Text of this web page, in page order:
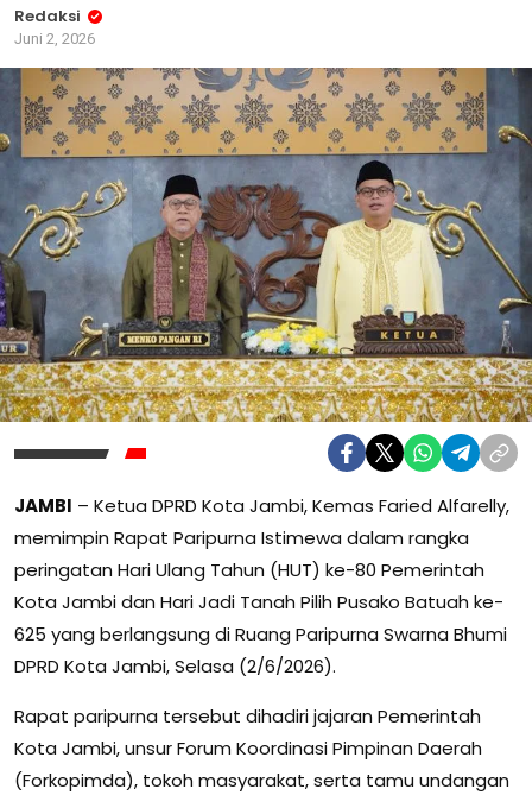
Redaksi
Juni 2, 2026
JAMBI – Ketua DPRD Kota Jambi, Kemas Faried Alfarelly,
memimpin Rapat Paripurna Istimewa dalam rangka
peringatan Hari Ulang Tahun (HUT) ke-80 Pemerintah
Kota Jambi dan Hari Jadi Tanah Pilih Pusako Batuah ke-
625 yang berlangsung di Ruang Paripurna Swarna Bhumi
DPRD Kota Jambi, Selasa (2/6/2026).
Rapat paripurna tersebut dihadiri jajaran Pemerintah
Kota Jambi, unsur Forum Koordinasi Pimpinan Daerah
(Forkopimda), tokoh masyarakat, serta tamu undangan